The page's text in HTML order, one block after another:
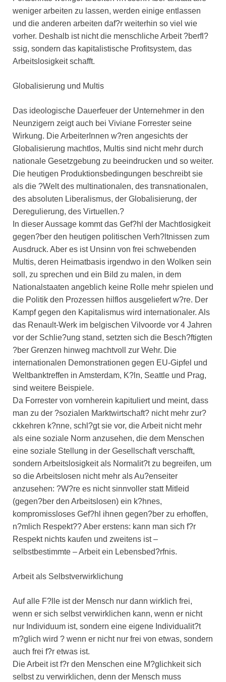
weniger arbeiten zu lassen, werden einige entlassen
und die anderen arbeiten daf?r weiterhin so viel wie
vorher. Deshalb ist nicht die menschliche Arbeit ?berfl?
ssig, sondern das kapitalistische Profitsystem, das
Arbeitslosigkeit schafft.
Globalisierung und Multis
Das ideologische Dauerfeuer der Unternehmer in den
Neunzigern zeigt auch bei Viviane Forrester seine
Wirkung. Die ArbeiterInnen w?ren angesichts der
Globalisierung machtlos, Multis sind nicht mehr durch
nationale Gesetzgebung zu beeindrucken und so weiter.
Die heutigen Produktionsbedingungen beschreibt sie
als die ?Welt des multinationalen, des transnationalen,
des absoluten Liberalismus, der Globalisierung, der
Deregulierung, des Virtuellen.?
In dieser Aussage kommt das Gef?hl der Machtlosigkeit
gegen?ber den heutigen politischen Verh?ltnissen zum
Ausdruck. Aber es ist Unsinn von frei schwebenden
Multis, deren Heimatbasis irgendwo in den Wolken sein
soll, zu sprechen und ein Bild zu malen, in dem
Nationalstaaten angeblich keine Rolle mehr spielen und
die Politik den Prozessen hilflos ausgeliefert w?re. Der
Kampf gegen den Kapitalismus wird internationaler. Als
das Renault-Werk im belgischen Vilvoorde vor 4 Jahren
vor der Schlie?ung stand, setzten sich die Besch?ftigten
?ber Grenzen hinweg machtvoll zur Wehr. Die
internationalen Demonstrationen gegen EU-Gipfel und
Weltbanktreffen in Amsterdam, K?ln, Seattle und Prag,
sind weitere Beispiele.
Da Forrester von vornherein kapituliert und meint, dass
man zu der ?sozialen Marktwirtschaft? nicht mehr zur?
ckkehren k?nne, schl?gt sie vor, die Arbeit nicht mehr
als eine soziale Norm anzusehen, die dem Menschen
eine soziale Stellung in der Gesellschaft verschafft,
sondern Arbeitslosigkeit als Normalit?t zu begreifen, um
so die Arbeitslosen nicht mehr als Au?enseiter
anzusehen: ?W?re es nicht sinnvoller statt Mitleid
(gegen?ber den Arbeitslosen) ein k?hnes,
kompromissloses Gef?hl ihnen gegen?ber zu erhoffen,
n?mlich Respekt?? Aber erstens: kann man sich f?r
Respekt nichts kaufen und zweitens ist –
selbstbestimmte – Arbeit ein Lebensbed?rfnis.
Arbeit als Selbstverwirklichung
Auf alle F?lle ist der Mensch nur dann wirklich frei,
wenn er sich selbst verwirklichen kann, wenn er nicht
nur Individuum ist, sondern eine eigene Individualit?t
m?glich wird ? wenn er nicht nur frei von etwas, sondern
auch frei f?r etwas ist.
Die Arbeit ist f?r den Menschen eine M?glichkeit sich
selbst zu verwirklichen, denn der Mensch muss